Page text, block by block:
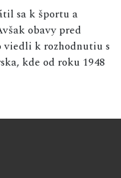
sa k športu a
obavy pred
k rozhodnutiu s
kde od roku 1948